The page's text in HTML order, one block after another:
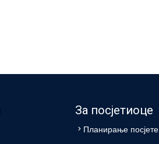
За посјетиоце
Планирање посјете